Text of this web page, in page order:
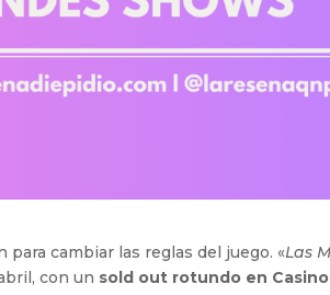
cambiar las reglas del juego. «Las
con un sold out rotundo en Casino